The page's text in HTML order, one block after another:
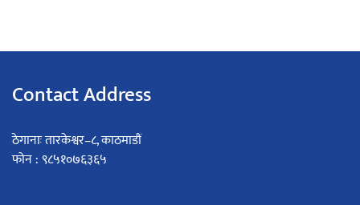
Contact Address
ठेगानाः तारकेश्वर–८, काठमाडौं
फोन : ९८५१०७६३६५